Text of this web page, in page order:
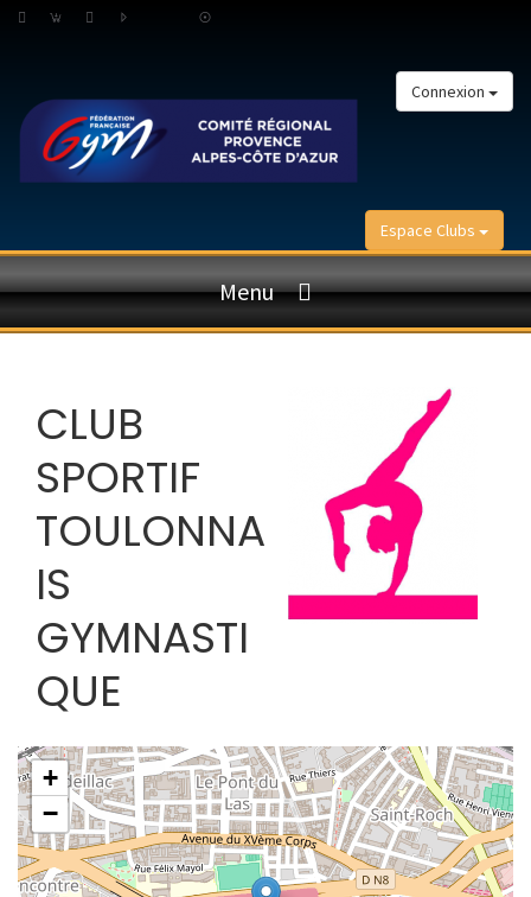
Connexion
Espace Clubs
Menu
CLUB
SPORTIF
TOULONNA
IS
GYMNASTI
QUE
+
−